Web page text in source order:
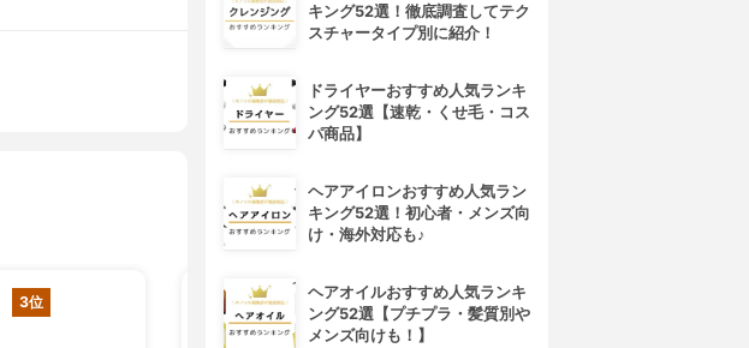
3位 4位
キング52選！徹底調査してテク
スチャータイプ別に紹介！
ドライヤーおすすめ人気ランキ
ング52選【速乾・くせ毛・コス
パ商品】
ヘアアイロンおすすめ人気ラン
キング52選！初心者・メンズ向
け・海外対応も♪
ヘアオイルおすすめ人気ランキ
ング52選【プチプラ・髪質別や
メンズ向けも！】